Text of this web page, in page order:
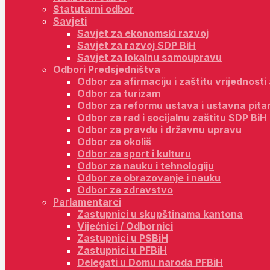
Statutarni odbor
Savjeti
Savjet za ekonomski razvoj
Savjet za razvoj SDP BiH
Savjet za lokalnu samoupravu
Odbori Predsjedništva
Odbor za afirmaciju i zaštitu
Odbor za turizam
Odbor za reformu ustava i ustavna
Odbor za rad i socijalnu zaštitu SDP BiH
Odbor za pravdu i državnu upravu
Odbor za okoliš
Odbor za sport i kulturu
Odbor za nauku i tehnologiju
Odbor za obrazovanje i nauku
Odbor za zdravstvo
Parlamentarci
Zastupnici u skupštinama kantona
Vijećnici / Odbornici
Zastupnici u PSBiH
Zastupnici u PFBiH
Delegati u Domu naroda PFBiH